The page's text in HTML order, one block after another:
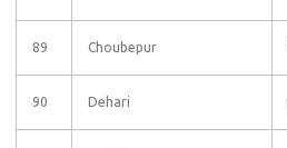
89 Choubepur
90 Dehari